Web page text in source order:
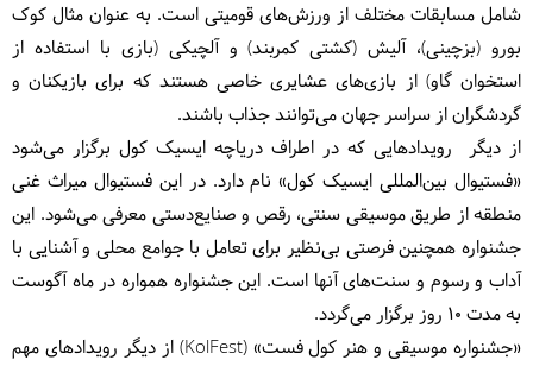
شامل مسابقات مختلف از ورزش‌های قومیتی است. به عنوان مثال کوک
بورو (بزچینی)، آلیش (کشتی کمربند) و آلچیکی (بازی با استفاده از
استخوان گاو) از بازی‌های عشایری خاصی هستند که برای بازیکنان و
گردشگران از سراسر جهان می‌توانند جذاب باشند.
از دیگر رویدادهایی که در اطراف دریاچه ایسیک کول برگزار می‌شود
«فستیوال بین‌المللی ایسیک کول» نام دارد. در این فستیوال میراث غنی
منطقه از طریق موسیقی سنتی، رقص و صنایع‌دستی معرفی می‌شود. این
جشنواره همچنین فرصتی بی‌نظیر برای تعامل با جوامع محلی و آشنایی با
آداب و رسوم و سنت‌های آنها است. این جشنواره همواره در ماه آگوست
به مدت ۱۰ روز برگزار می‌گردد.
«جشنواره موسیقی و هنر کول فست» (KolFest) از دیگر رویدادهای مهم